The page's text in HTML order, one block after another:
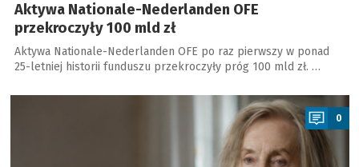
Aktywa Nationale-Nederlanden OFE
przekroczyły 100 mld zł
Aktywa Nationale-Nederlanden OFE po raz pierwszy w ponad
25-letniej historii funduszu przekroczyły próg 100 mld zł. …
a
0